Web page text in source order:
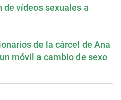
vídeos sexuales a
de la cárcel de Ana
móvil a cambio de sexo